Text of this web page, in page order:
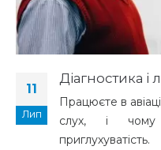
11
Лип
Діагностика і
Працюєте в
слух, і